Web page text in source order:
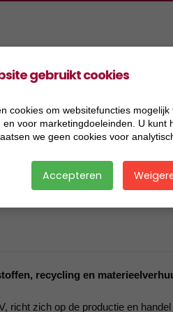
Aannemingen BV
Handel BV
Research BV
Transport BV
2026
2025
2024
2023
2020
2019
recycling en
richt zich op de productie en
gebruikt cookies
cookies om websitefuncties
en voor marketingdoeleinden. U kunt
we geen cookies voor
Accepteren